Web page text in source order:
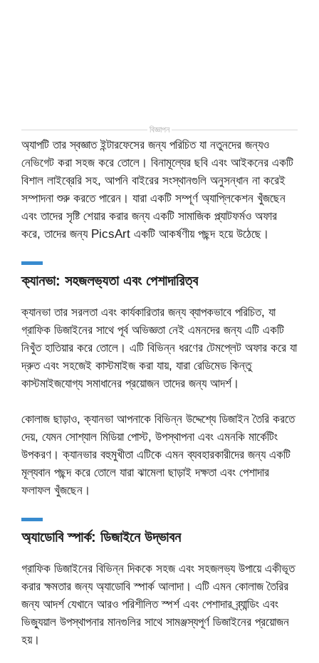
বিজ্ঞাপন
অ্যাপটি তার স্বজ্ঞাত ইন্টারফেসের জন্য পরিচিত যা নতুনদের জন্যও
নেভিগেট করা সহজ করে তোলে। বিনামূল্যের ছবি এবং আইকনের একটি
বিশাল লাইব্রেরি সহ, আপনি বাইরের সংস্থানগুলি অনুসন্ধান না করেই
সম্পাদনা শুরু করতে পারেন। যারা একটি সম্পূর্ণ অ্যাপ্লিকেশন খুঁজছেন
এবং তাদের সৃষ্টি শেয়ার করার জন্য একটি সামাজিক প্ল্যাটফর্মও অফার
করে, তাদের জন্য PicsArt একটি আকর্ষণীয় পছন্দ হয়ে উঠেছে।
ক্যানভা: সহজলভ্যতা এবং পেশাদারিত্ব
ক্যানভা তার সরলতা এবং কার্যকারিতার জন্য ব্যাপকভাবে পরিচিত, যা
গ্রাফিক ডিজাইনের সাথে পূর্ব অভিজ্ঞতা নেই এমনদের জন্য এটি একটি
নিখুঁত হাতিয়ার করে তোলে। এটি বিভিন্ন ধরণের টেমপ্লেট অফার করে যা
দ্রুত এবং সহজেই কাস্টমাইজ করা যায়, যারা রেডিমেড কিন্তু
কাস্টমাইজযোগ্য সমাধানের প্রয়োজন তাদের জন্য আদর্শ।
কোলাজ ছাড়াও, ক্যানভা আপনাকে বিভিন্ন উদ্দেশ্যে ডিজাইন তৈরি করতে
দেয়, যেমন সোশ্যাল মিডিয়া পোস্ট, উপস্থাপনা এবং এমনকি মার্কেটিং
উপকরণ। ক্যানভার বহুমুখীতা এটিকে এমন ব্যবহারকারীদের জন্য একটি
মূল্যবান পছন্দ করে তোলে যারা ঝামেলা ছাড়াই দক্ষতা এবং পেশাদার
ফলাফল খুঁজছেন।
অ্যাডোবি স্পার্ক: ডিজাইনে উদ্ভাবন
গ্রাফিক ডিজাইনের বিভিন্ন দিককে সহজ এবং সহজলভ্য উপায়ে একীভূত
করার ক্ষমতার জন্য অ্যাডোবি স্পার্ক আলাদা। এটি এমন কোলাজ তৈরির
জন্য আদর্শ যেখানে আরও পরিশীলিত স্পর্শ এবং পেশাদার ব্র্যান্ডিং এবং
ভিজ্যুয়াল উপস্থাপনার মানগুলির সাথে সামঞ্জস্যপূর্ণ ডিজাইনের প্রয়োজন
হয়।